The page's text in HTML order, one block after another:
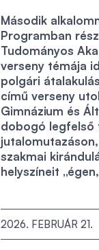
Második
Programban
Tudományos
verseny témája
polgári
című verseny
Gimnázium és
dobogó legfelső
szakmai
helyszíneit
2026. FEBRUÁR 21.